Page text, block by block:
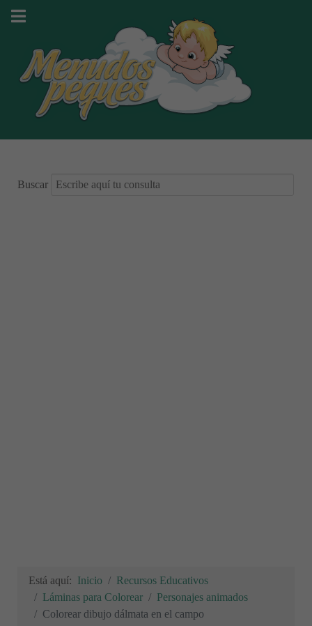
Buscar
Está aquí: Inicio
Recursos Educativos
Láminas para Colorear
Personajes animados
Colorear dibujo dálmata en el campo